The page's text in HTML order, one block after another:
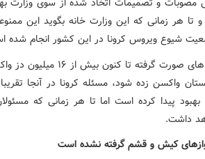
دارد و تا هر زمانی که این وزارت خانه بگوید این
شیوع ویروس کرونا در این کشور انجام شده
وی افزود: بر اساس ارزیابی
واکسن زده شود، مسئله کرونا در آنجا
بهبود پیدا کرده است اما تا هر زمانی که
داشت.
کیش و قشم گرفته نشده است